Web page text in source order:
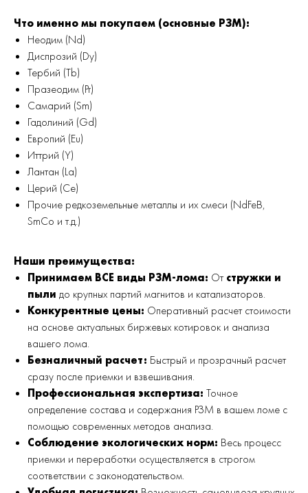
Что именно мы покупаем (основные РЗМ):
Неодим (Nd)
Диспрозий (Dy)
Тербий (Tb)
Празеодим (Pr)
Самарий (Sm)
Гадолиний (Gd)
Европий (Eu)
Иттрий (Y)
Лантан (La)
Церий (Ce)
Прочие редкоземельные металлы и их смеси (NdFeB,
SmCo и т.д.)
Наши преимущества:
Принимаем ВСЕ виды РЗМ-лома: Отстружки и
пыли до крупных партий магнитов и катализаторов.
Конкурентные цены: Оперативный расчет стоимости
на основе актуальных биржевых котировок и анализа
вашего лома.
Безналичный расчет: Быстрый и прозрачный расчет
сразу после приемки и взвешивания.
Профессиональная экспертиза: Точное
определение состава и содержания РЗМ в вашем ломе с
помощью современных методов анализа.
Соблюдение экологических норм: Весь процесс
приемки и переработки осуществляется в строгом
соответствии с законодательством.